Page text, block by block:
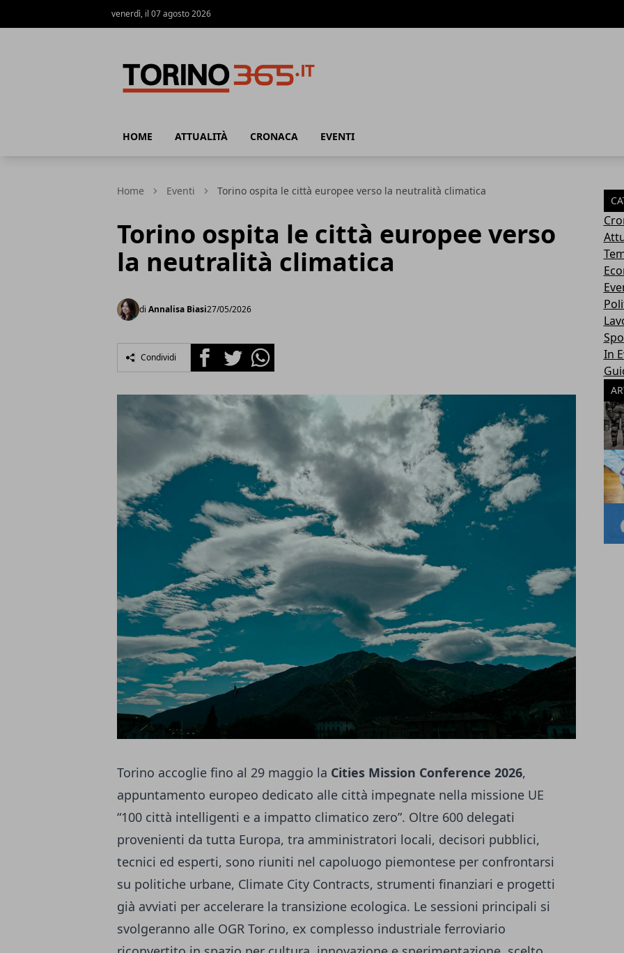
venerdì, il 07 agosto 2026
HOME ATTUALITÀ CRONACA EVENTI
Home Eventi Torino ospita le città europee verso la neutralità climatica
Torino ospita le città europee verso
la neutralità climatica
di Annalisa Biasi27/05/2026
Condividi FacebookTwitterWhatsapp
Torino accoglie fino al 29 maggio la Cities Mission Conference 2026,
appuntamento europeo dedicato alle città impegnate nella missione UE
“100 città intelligenti e a impatto climatico zero”. Oltre 600 delegati
provenienti da tutta Europa, tra amministratori locali, decisori pubblici,
tecnici ed esperti, sono riuniti nel capoluogo piemontese per confrontarsi
su politiche urbane, Climate City Contracts, strumenti finanziari e progetti
già avviati per accelerare la transizione ecologica. Le sessioni principali si
svolgeranno alle OGR Torino, ex complesso industriale ferroviario
In